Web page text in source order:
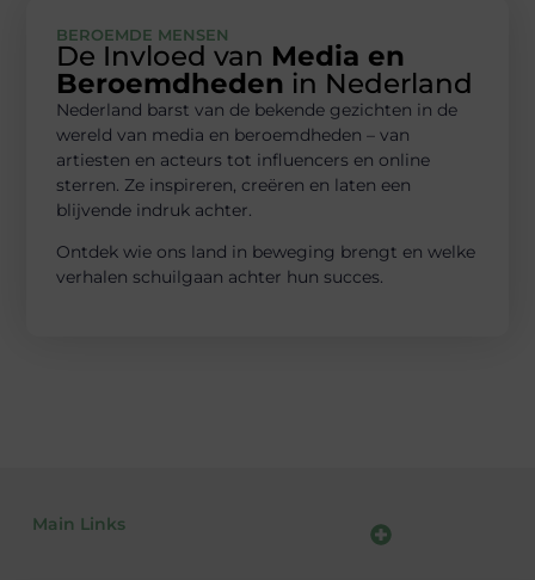
BEROEMDE MENSEN
De Invloed van Media en
Beroemdheden in Nederland
Nederland barst van de bekende gezichten in de
wereld van media en beroemdheden – van
artiesten en acteurs tot influencers en online
sterren. Ze inspireren, creëren en laten een
blijvende indruk achter.
Ontdek wie ons land in beweging brengt en welke
verhalen schuilgaan achter hun succes.
Main Links